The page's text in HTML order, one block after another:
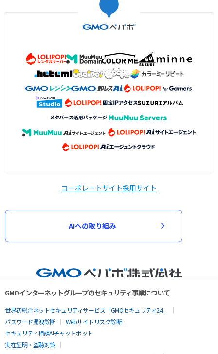
コーポレートサイト採用サイト
AIへの取り組み
GMOインターネットグループのセキュリティ事業について
世界初総合ネットセキュリティサービス「GMOセキュリティ24」
パスワード漏洩診断
Webサイトリスク診断
セキュリティ相談AIチャットボット
実在証明・盗聴対策